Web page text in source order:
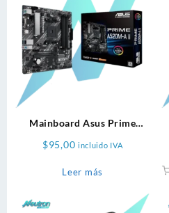
Mainboard Asus Prime
$95,00 incluido IVA
Leer más